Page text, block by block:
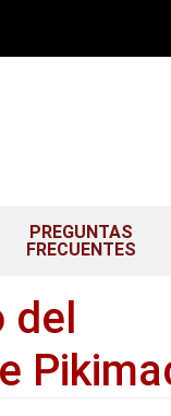
PREGUNTAS
FRECUENTES